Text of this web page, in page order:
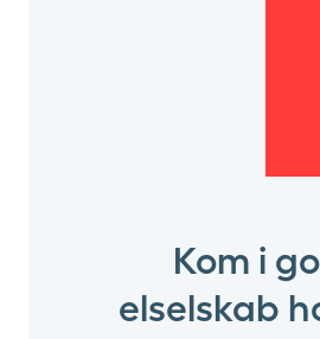
Kom i
elselskab